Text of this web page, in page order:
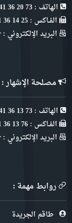
الهاتف : 73 20 36 041
الفـاكس : 25 14 36 041
البريد الإلكتروني : djoumhouria@yahoo.fr
مصلحة الإشهار :
الهاتف : 73 13 36 041
الفـاكس : 76 13 36 041
البريد الإلكتروني : djoumhouriapublicite@yahoo.fr
روابط مهمة :
طاقم الجريدة